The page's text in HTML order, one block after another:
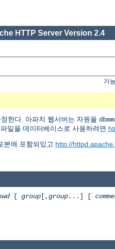
HTTP Server Version 2.4
가
한다. 아파치 웹서버는 자원을
일을 데이터베이스로 사용하려면
본에 포함되있고 http://
[ group [,group...] [